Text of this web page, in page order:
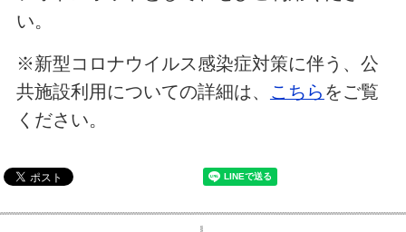
い。
※新型コロナウイルス感染症対策に伴う、公
共施設利用についての詳細は、 こちら をご覧
ください。